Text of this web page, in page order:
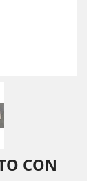
CON